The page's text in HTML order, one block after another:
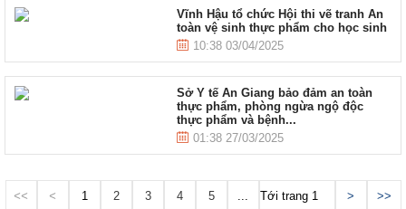
Vĩnh Hậu tổ chức Hội thi vẽ tranh An
toàn vệ sinh thực phẩm cho học sinh
10:38 03/04/2025
Sở Y tế An Giang bảo đảm an toàn
thực phẩm, phòng ngừa ngộ độc
thực phẩm và bệnh...
01:38 27/03/2025
<< < 1 2 3 4 5 ... Tới trang > >>